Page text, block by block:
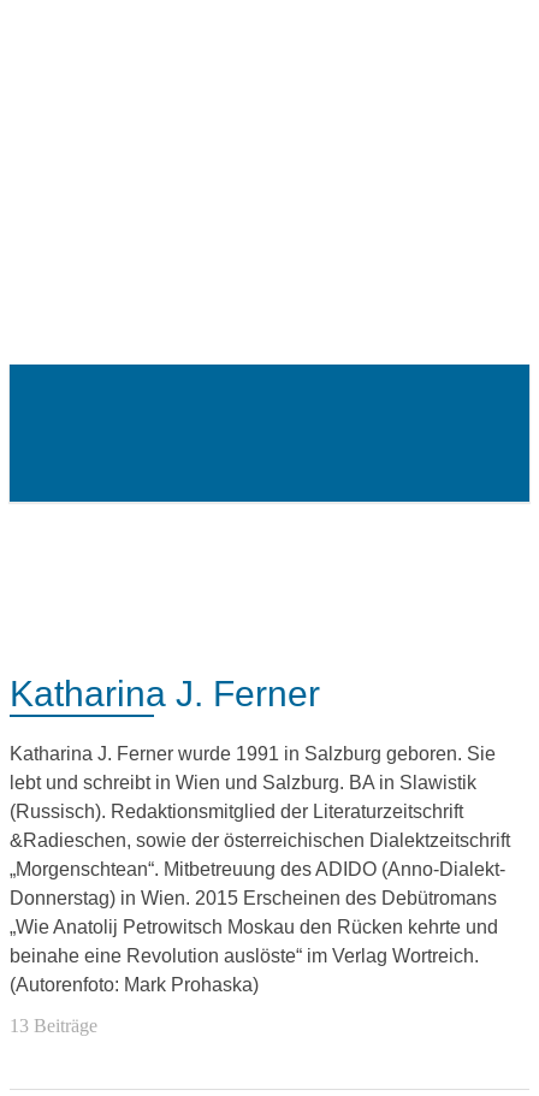
Katharina J. Ferner
Katharina J. Ferner wurde 1991 in Salzburg geboren. Sie
lebt und schreibt in Wien und Salzburg. BA in Slawistik
(Russisch). Redaktionsmitglied der Literaturzeitschrift
&Radieschen, sowie der österreichischen Dialektzeitschrift
„Morgenschtean“. Mitbetreuung des ADIDO (Anno-Dialekt-
Donnerstag) in Wien. 2015 Erscheinen des Debütromans
„Wie Anatolij Petrowitsch Moskau den Rücken kehrte und
beinahe eine Revolution auslöste“ im Verlag Wortreich.
(Autorenfoto: Mark Prohaska)
13 Beiträge